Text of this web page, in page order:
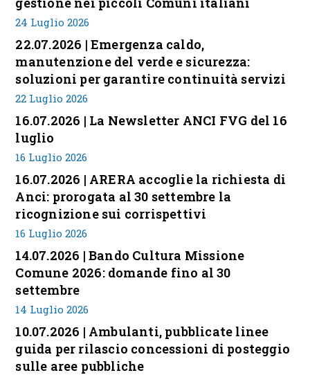
24 Luglio 2026
22.07.2026 | Emergenza caldo,
manutenzione del verde e sicurezza:
soluzioni per garantire continuità servizi
22 Luglio 2026
16.07.2026 | La Newsletter ANCI FVG del 16
luglio
16 Luglio 2026
16.07.2026 | ARERA accoglie la richiesta di
Anci: prorogata al 30 settembre la
ricognizione sui corrispettivi
16 Luglio 2026
14.07.2026 | Bando Cultura Missione
Comune 2026: domande fino al 30
settembre
14 Luglio 2026
10.07.2026 | Ambulanti, pubblicate linee
guida per rilascio concessioni di posteggio
sulle aree pubbliche